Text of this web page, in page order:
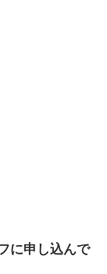
に申し込んで